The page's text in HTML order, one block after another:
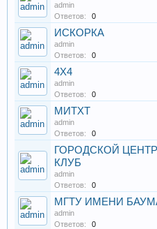
admin
Ответов:
0
ИСКОРКА
admin
Ответов:
0
4Х4
admin
Ответов:
0
МИТХТ
admin
Ответов:
0
ГОРОДСКОЙ
КЛУБ
admin
Ответов:
0
МГТУ ИМЕНИ
admin
Ответов:
0